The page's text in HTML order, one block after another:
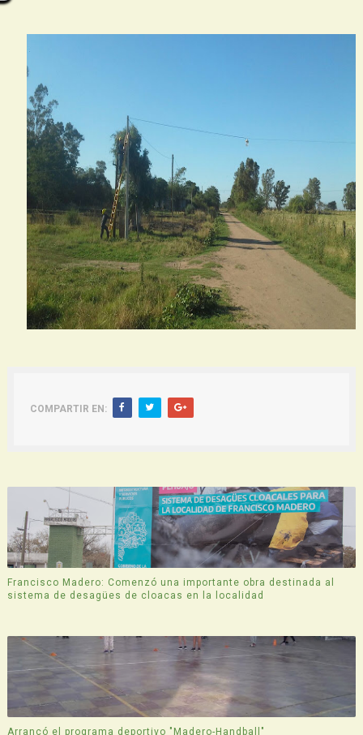
COMPARTIR EN:
Francisco Madero: Comenzó una importante obra destinada al
sistema de desagües de cloacas en la localidad
Arrancó el programa deportivo "Madero-Handball"